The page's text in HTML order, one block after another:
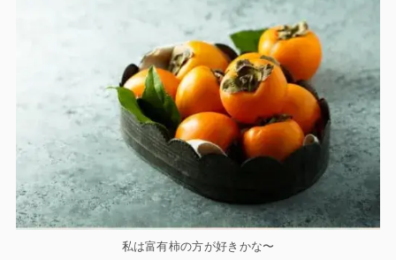
私は富有柿の方が好きかな〜